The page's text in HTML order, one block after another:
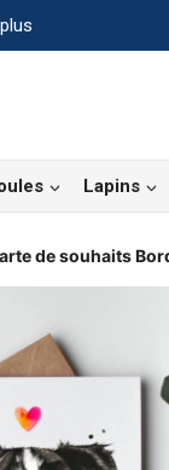
Lapins
de souhaits